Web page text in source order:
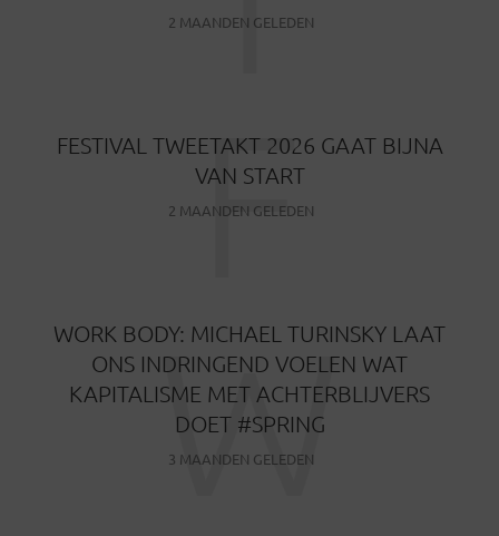
2 MAANDEN GELEDEN
FESTIVAL TWEETAKT 2026 GAAT BIJNA
VAN START
2 MAANDEN GELEDEN
F
WORK BODY: MICHAEL TURINSKY LAAT
ONS INDRINGEND VOELEN WAT
KAPITALISME MET ACHTERBLIJVERS
DOET #SPRING
3 MAANDEN GELEDEN
W